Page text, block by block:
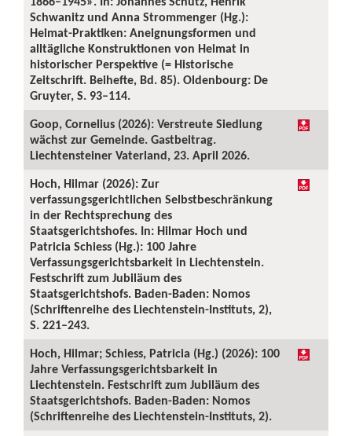
Schwanitz und Anna Strommenger (Hg.):
Heimat-Praktiken: Aneignungsformen und
alltägliche Konstruktionen von Heimat in
historischer Perspektive (= Historische
Zeitschrift. Beihefte, Bd. 85). Oldenbourg: De
Gruyter, S. 93–114.
Goop, Cornelius (2026): Verstreute Siedlung
wächst zur Gemeinde. Gastbeitrag.
Liechtensteiner Vaterland, 23. April 2026.
Hoch, Hilmar (2026): Zur
verfassungsgerichtlichen Selbstbeschränkung
in der Rechtsprechung des
Staatsgerichtshofes. In: Hilmar Hoch und
Patricia Schiess (Hg.): 100 Jahre
Verfassungsgerichtsbarkeit in Liechtenstein.
Festschrift zum Jubiläum des
Staatsgerichtshofs. Baden-Baden: Nomos
(Schriftenreihe des Liechtenstein-Instituts, 2),
S. 221–243.
Hoch, Hilmar; Schiess, Patricia (Hg.) (2026): 100
Jahre Verfassungsgerichtsbarkeit in
Liechtenstein. Festschrift zum Jubiläum des
Staatsgerichtshofs. Baden-Baden: Nomos
(Schriftenreihe des Liechtenstein-Instituts, 2).